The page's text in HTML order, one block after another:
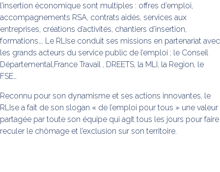
l’insertion économique sont multiples : offres d’emploi,
accompagnements RSA, contrats aidés, services aux
entreprises, créations d’activités, chantiers d’insertion,
formations…. Le RLIse conduit ses missions en partenariat avec
les grands acteurs du service public de l’emploi : le Conseil
Départemental,France Travail , DREETS, la MLI, la Region, le
FSE…
Reconnu pour son dynamisme et ses actions innovantes, le
RLIse a fait de son slogan « de l’emploi pour tous » une valeur
partagée par toute son équipe qui agit tous les jours pour faire
reculer le chômage et l’exclusion sur son territoire.